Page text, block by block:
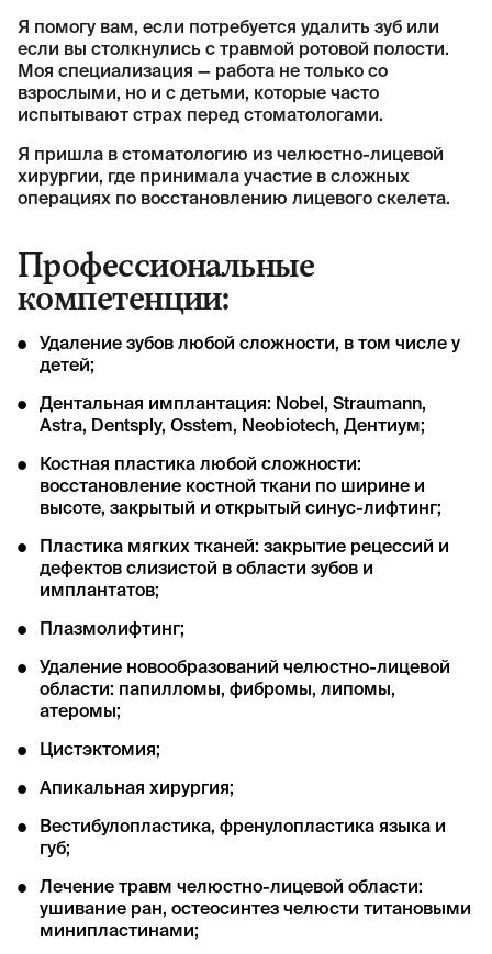
Я помогу вам, если потребуется удалить зуб или
если вы столкнулись с травмой ротовой полости.
Моя специализация — работа не только со
взрослыми, но и с детьми, которые часто
испытывают страх перед стоматологами.
Я пришла в стоматологию из челюстно-лицевой
хирургии, где принимала участие в сложных
операциях по восстановлению лицевого скелета.
Профессиональные
компетенции:
Удаление зубов любой сложности, в том числе у
детей;
Дентальная имплантация: Nobel, Straumann,
Astra, Dentsply, Osstem, Neobiotech, Дентиум;
Костная пластика любой сложности:
восстановление костной ткани по ширине и
высоте, закрытый и открытый синус-лифтинг;
Пластика мягких тканей: закрытие рецессий и
дефектов слизистой в области зубов и
имплантатов;
Плазмолифтинг;
Удаление новообразований челюстно-лицевой
области: папилломы, фибромы, липомы,
атеромы;
Цистэктомия;
Апикальная хирургия;
Вестибулопластика, френулопластика языка и
губ;
Лечение травм челюстно-лицевой области:
ушивание ран, остеосинтез челюсти титановыми
минипластинами;